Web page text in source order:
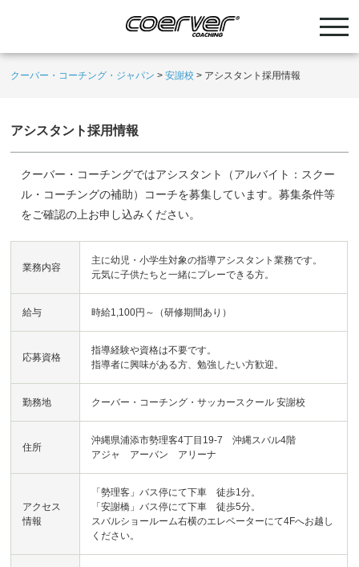
クーバー・コーチング・ジャパン >安謝校 > アシスタント採用情報
アシスタント採用情報
クーバー・コーチングではアシスタント（アルバイト：スクー
ル・コーチングの補助）コーチを募集しています。募集条件等
をご確認の上お申し込みください。
業務内容
主に幼児・小学生対象の指導アシスタント業務です。
元気に子供たちと一緒にプレーできる方。
給与 時給1,100円～（研修期間あり）
応募資格
指導経験や資格は不要です。
指導者に興味がある方、勉強したい方歓迎。
勤務地 クーバー・コーチング・サッカースクール 安謝校
住所
沖縄県浦添市勢理客4丁目19-7 沖縄スバル4階
アジャ アーバン アリーナ
アクセス
情報
「勢理客」バス停にて下車 徒歩1分。
「安謝橋」バス停にて下車 徒歩5分。
スバルショールーム右横のエレベーターにて4Fへお越し
ください。